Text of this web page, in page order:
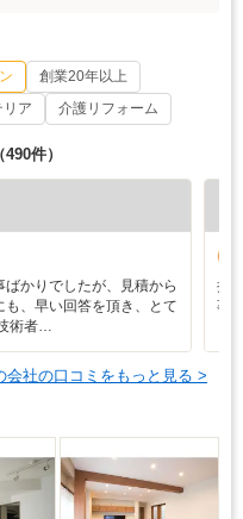
創業20年以上
リア 介護リフォーム
（490件）
かりでしたが、見積から
、早い回答を頂き、とて
術者…
担
事
会社の口コミをもっと見る >